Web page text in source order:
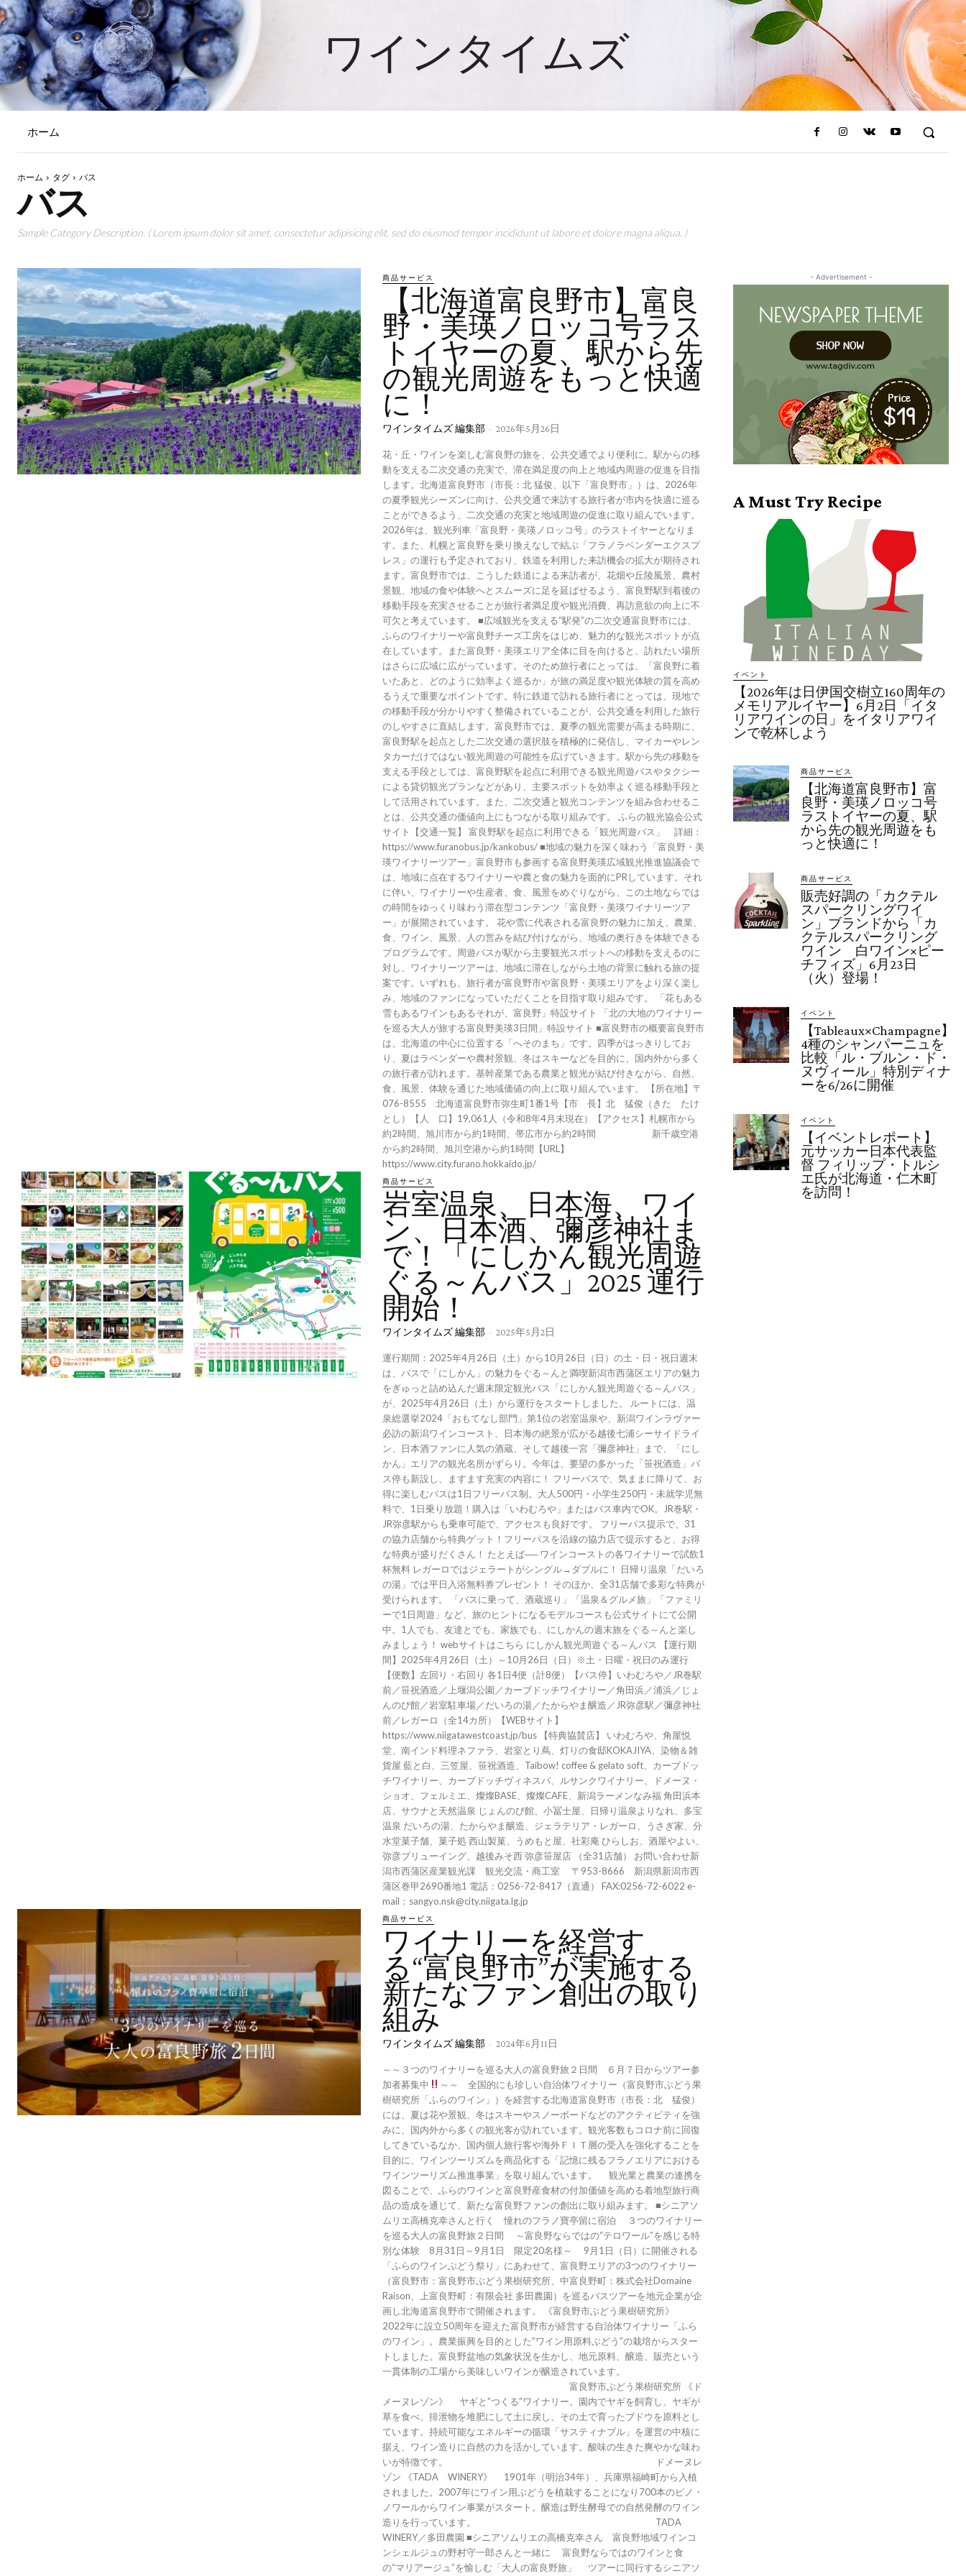
ワインタイムズ
ホーム
ホーム タグ バス
バス
Sample Category Description. ( Lorem ipsum dolor sit amet, consectetur adipisicing elit, sed do eiusmod tempor incididunt ut labore et dolore magna aliqua. )
商品サービス
【北海道富良野市】富良
野・美瑛ノロッコ号ラス
トイヤーの夏、駅から先
の観光周遊をもっと快適
に！
ワインタイムズ 編集部 - 2026年5月26日
花・丘・ワインを楽しむ富良野の旅を、公共交通でより便利に。駅からの移
動を支える二次交通の充実で、滞在満足度の向上と地域内周遊の促進を目指
します。北海道富良野市（市長：北 猛俊、以下「富良野市」）は、2026年
の夏季観光シーズンに向け、公共交通で来訪する旅行者が市内を快適に巡る
ことができるよう、二次交通の充実と地域周遊の促進に取り組んでいます。
2026年は、観光列車「富良野・美瑛ノロッコ号」のラストイヤーとなりま
す。また、札幌と富良野を乗り換えなしで結ぶ「フラノラベンダーエクスプ
レス」の運行も予定されており、鉄道を利用した来訪機会の拡大が期待され
ます。富良野市では、こうした鉄道による来訪者が、花畑や丘陵風景、農村
景観、地域の食や体験へとスムーズに足を延ばせるよう、富良野駅到着後の
移動手段を充実させることが旅行者満足度や観光消費、再訪意欲の向上に不
可欠と考えています。 ■広域観光を支える“駅発”の二次交通富良野市には、
ふらのワイナリーや富良野チーズ工房をはじめ、魅力的な観光スポットが点
在しています。また富良野・美瑛エリア全体に目を向けると、訪れたい場所
はさらに広域に広がっています。そのため旅行者にとっては、「富良野に着
いたあと、どのように効率よく巡るか」が旅の満足度や観光体験の質を高め
るうえで重要なポイントです。特に鉄道で訪れる旅行者にとっては、現地で
の移動手段が分かりやすく整備されていることが、公共交通を利用した旅行
のしやすさに直結します。富良野市では、夏季の観光需要が高まる時期に、
富良野駅を起点とした二次交通の選択肢を積極的に発信し、マイカーやレン
タカーだけではない観光周遊の可能性を広げていきます。駅から先の移動を
支える手段としては、富良野駅を起点に利用できる観光周遊バスやタクシー
による貸切観光プランなどがあり、主要スポットを効率よく巡る移動手段と
して活用されています。また、二次交通と観光コンテンツを組み合わせるこ
とは、公共交通の価値向上にもつながる取り組みです。 ふらの観光協会公式
サイト【交通一覧】 富良野駅を起点に利用できる「観光周遊バス」 詳細：
https://www.furanobus.jp/kankobus/ ■地域の魅力を深く味わう「富良野・美
瑛ワイナリーツアー」富良野市も参画する富良野美瑛広域観光推進協議会で
は、地域に点在するワイナリーや農と食の魅力を面的にPRしています。それ
に伴い、ワイナリーや生産者、食、風景をめぐりながら、この土地ならでは
の時間をゆっくり味わう滞在型コンテンツ「富良野・美瑛ワイナリーツア
ー」が展開されています。 花や雪に代表される富良野の魅力に加え、農業、
食、ワイン、風景、人の営みを結び付けながら、地域の奥行きを体験できる
プログラムです。周遊バスが駅から主要観光スポットへの移動を支えるのに
対し、ワイナリーツアーは、地域に滞在しながら土地の背景に触れる旅の提
案です。いずれも、旅行者が富良野市や富良野・美瑛エリアをより深く楽し
み、地域のファンになっていただくことを目指す取り組みです。 「花もある
雪もあるワインもあるそれが、富良野」特設サイト 「北の大地のワイナリー
を巡る大人が旅する富良野美瑛3日間」特設サイト ■富良野市の概要富良野市
は、北海道の中心に位置する「へそのまち」です。四季がはっきりしてお
り、夏はラベンダーや農村景観、冬はスキーなどを目的に、国内外から多く
の旅行者が訪れます。基幹産業である農業と観光が結び付きながら、自然、
食、風景、体験を通じた地域価値の向上に取り組んでいます。 【所在地】〒
076-8555 北海道富良野市弥生町1番1号【市 長】北 猛俊（きた たけ
とし）【人 口】19,061人（令和8年4月末現在）【アクセス】札幌市から
約2時間、旭川市から約1時間、帯広市から約2時間 新千歳空港
から約2時間、旭川空港から約1時間【URL】
https://www.city.furano.hokkaido.jp/
商品サービス
岩室温泉、日本海、ワイ
ン、日本酒、彌彦神社ま
で！「にしかん観光周遊
ぐる～んバス」2025 運行
開始！
ワインタイムズ 編集部 - 2025年5月2日
運行期間：2025年4月26日（土）から10月26日（日）の土・日・祝日週末
は、バスで「にしかん」の魅力をぐる～んと満喫新潟市西蒲区エリアの魅力
をぎゅっと詰め込んだ週末限定観光バス「にしかん観光周遊ぐる～んバス」
が、2025年4月26日（土）から運行をスタートしました。 ルートには、温
泉総選挙2024「おもてなし部門」第1位の岩室温泉や、新潟ワインラヴァー
必訪の新潟ワインコースト、日本海の絶景が広がる越後七浦シーサイドライ
ン、日本酒ファンに人気の酒蔵、そして越後一宮「彌彦神社」まで、「にし
かん」エリアの観光名所がずらり。今年は、要望の多かった「笹祝酒造」バ
ス停も新設し、ますます充実の内容に！ フリーパスで、気ままに降りて、お
得に楽しむバスは1日フリーパス制。大人500円・小学生250円・未就学児無
料で、1日乗り放題！購入は「いわむろや」またはバス車内でOK。JR巻駅・
JR弥彦駅からも乗車可能で、アクセスも良好です。 フリーパス提示で、31
の協力店舗から特典ゲット！フリーパスを沿線の協力店で提示すると、お得
な特典が盛りだくさん！ たとえば── ワインコーストの各ワイナリーで試飲1
杯無料 レガーロではジェラートがシングル→ダブルに！ 日帰り温泉「だいろ
の湯」では平日入浴無料券プレゼント！ そのほか、全31店舗で多彩な特典が
受けられます。 「バスに乗って、酒蔵巡り」「温泉＆グルメ旅」「ファミリ
ーで1日周遊」など、旅のヒントになるモデルコースも公式サイトにて公開
中。1人でも、友達とでも、家族でも、にしかんの週末旅をぐる～んと楽し
みましょう！ webサイトはこちら にしかん観光周遊ぐる～んバス 【運行期
間】2025年4月26日（土）～10月26日（日）※土・日曜・祝日のみ運行
【便数】左回り・右回り 各1日4便（計8便）【バス停】いわむろや／JR巻駅
前／笹祝酒造／上堰潟公園／カーブドッチワイナリー／角田浜／浦浜／じょ
んのび館／岩室駐車場／だいろの湯／たからやま醸造／JR弥彦駅／彌彦神社
前／レガーロ（全14カ所）【WEBサイト】
https://www.niigatawestcoast.jp/bus 【特典協賛店】 いわむろや、角屋悦
堂、南インド料理ネファラ、岩室とり蔦、灯りの食邸KOKAJIYA、染物＆雑
貨屋 藍と白、三笠屋、笹祝酒造、Taibow! coffee & gelato soft、カーブドッ
チワイナリー、カーブドッチヴィネスパ、ルサンクワイナリー、ドメーヌ・
ショオ、フェルミエ、燦燦BASE、燦燦CAFE、新潟ラーメンなみ福 角田浜本
店、サウナと天然温泉 じょんのび館、小冨士屋、日帰り温泉よりなれ、多宝
温泉 だいろの湯、たからやま醸造、ジェラテリア・レガーロ、うさぎ家、分
水堂菓子舗、菓子処 西山製菓、うめもと屋、社彩庵 ひらしお、酒屋やよい、
弥彦ブリューイング、越後みそ西 弥彦笹屋店 （全31店舗） お問い合わせ新
潟市西蒲区産業観光課 観光交流・商工室 〒953-8666 新潟県新潟市西
蒲区巻甲2690番地1 電話：0256-72-8417（直通） FAX:0256-72-6022 e-
mail：sangyo.nsk@city.niigata.lg.jp
商品サービス
ワイナリーを経営す
る“富良野市”が実施する
新たなファン創出の取り
組み
ワインタイムズ 編集部 - 2024年6月11日
～～３つのワイナリーを巡る大人の富良野旅２日間 ６月７日からツアー参
加者募集中
～～ 全国的にも珍しい自治体ワイナリー（富良野市ぶどう果
樹研究所「ふらのワイン」）を経営する北海道富良野市（市長：北 猛俊）
には、夏は花や景観、冬はスキーやスノーボードなどのアクティビティを強
みに、国内外から多くの観光客が訪れています。観光客数もコロナ前に回復
してきているなか、国内個人旅行客や海外ＦＩＴ層の受入を強化することを
目的に、ワインツーリズムを商品化する「記憶に残るフラノエリアにおける
ワインツーリズム推進事業」を取り組んでいます。 観光業と農業の連携を
図ることで、ふらのワインと富良野産食材の付加価値を高める着地型旅行商
品の造成を通じて、新たな富良野ファンの創出に取り組みます。 ■シニアソ
ムリエ高橋克幸さんと行く 憧れのフラノ寶亭留に宿泊 ３つのワイナリー
を巡る大人の富良野旅２日間 ～富良野ならではの“テロワール”を感じる特
別な体験 8月31日～9月1日 限定20名様～ 9月1日（日）に開催される
「ふらのワインぶどう祭り」にあわせて、富良野エリアの3つのワイナリー
（富良野市：富良野市ぶどう果樹研究所、中富良野町：株式会社Domaine
Raison、上富良野町：有限会社 多田農園）を巡るバスツアーを地元企業が企
画し北海道富良野市で開催されます。 《富良野市ぶどう果樹研究所》
2022年に設立50周年を迎えた富良野市が経営する自治体ワイナリー「ふら
のワイン」。農業振興を目的とした”ワイン用原料ぶどう”の栽培からスター
トしました。富良野盆地の気象状況を生かし、地元原料、醸造、販売という
一貫体制の工場から美味しいワインが醸造されています。
富良野市ぶどう果樹研究所 《ド
メーヌレゾン》 ヤギと”つくる”ワイナリー。園内でヤギを飼育し、ヤギが
草を食べ、排泄物を堆肥にして土に戻し、その土で育ったブドウを原料とし
ています。持続可能なエネルギーの循環「サスティナブル」を運営の中核に
据え、ワイン造りに自然の力を活かしています。酸味の生きた爽やかな味わ
いが特徴です。 ドメーヌレ
ゾン 《TADA WINERY》 1901年（明治34年）、兵庫県福崎町から入植
されました。2007年にワイン用ぶどうを植栽することになり700本のピノ・
ノワールからワイン事業がスタート。醸造は野生酵母での自然発酵のワイン
造りを行っています。 TADA
WINERY／多田農園 ■シニアソムリエの高橋克幸さん 富良野地域ワインコ
ンシェルジュの野村守一郎さんと一緒に 富良野ならではのワインと食
の“マリアージュ”を愉しむ「大人の富良野旅」 ツアーに同行するシニアソ
- Advertisement -
A Must Try Recipe
イベント
【2026年は日伊国交樹立160周年の
メモリアルイヤー】6月2日「イタ
リアワインの日」をイタリアワイ
ンで乾杯しよう
商品サービス
【北海道富良野市】富
良野・美瑛ノロッコ号
ラストイヤーの夏、駅
から先の観光周遊をも
っと快適に！
商品サービス
販売好調の「カクテル
スパークリングワイ
ン」ブランドから「カ
クテルスパークリング
ワイン 白ワイン×ピー
チフィズ」6月23日
（火）登場！
イベント
【Tableaux×Champagne】
4種のシャンパーニュを
比較「ル・ブルン・ド・
ヌヴィール」特別ディナ
ーを6/26に開催
イベント
【イベントレポート】
元サッカー日本代表監
督 フィリップ・トルシ
エ氏が北海道・仁木町
を訪問！